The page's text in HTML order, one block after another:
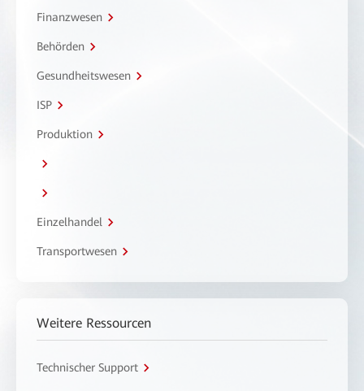
Finanzwesen
Behörden
Gesundheitswesen
ISP
Produktion
Einzelhandel
Transportwesen
Weitere Ressourcen
Technischer Support